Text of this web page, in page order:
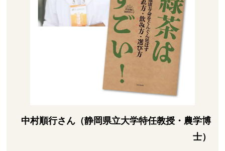
中村順行さん（静岡県立大学特任教授・農学博
士）